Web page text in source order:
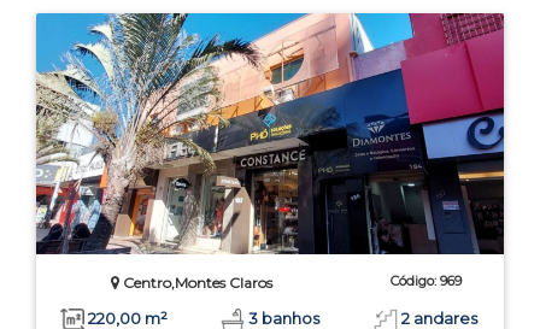
Centro,Montes Claros Código: 969
220,00 m² 3 banhos 2 andares